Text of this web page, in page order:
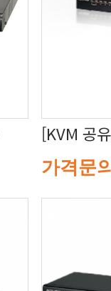
[KVM 공
가격문